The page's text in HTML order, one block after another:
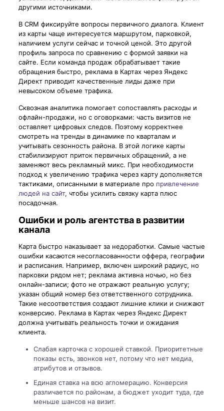
другими источниками.
В CRM фиксируйте вопросы первичного диалога. Клиент
из карты чаще интересуется маршрутом, парковкой,
наличием услуги сейчас и точной ценой. Это другой
профиль запроса по сравнению с формой заявки на
сайте. Если команда продаж обрабатывает такие
обращения быстро, реклама в Картах через Яндекс
Директ приводит качественные лиды даже при
невысоком объеме трафика.
Сквозная аналитика помогает сопоставлять расходы и
офлайн-продажи, но с оговорками: часть визитов не
оставляет цифровых следов. Поэтому корректнее
смотреть на тренды в динамике по кварталам и
учитывать сезонность района. В этой логике карты
стабилизируют приток первичных обращений, а не
заменяют весь рекламный микс. При необходимости
подход к увеличению трафика через карту дополняется
тактиками, описанными в материале про привлечение
людей на сайт, чтобы усилить связку карта плюс
посадочная.
Ошибки и роль агентства в развитии
канала
Карта быстро наказывает за недоработки. Самые частые
ошибки касаются несогласованности оффера, географии
и расписания. Например, включен широкий радиус, но
парковки рядом нет; реклама активна ночью, но без
онлайн-записи; фото не отражают реальную услугу;
указан общий номер без ответственного сотрудника.
Такие несоответствия создают лишние клики и снижают
конверсию. Реклама в Картах через Яндекс Директ
должна учитывать реальность точки и ожидания
клиента.
Слабая карточка с хорошей ставкой. Приоритетные
показы есть, звонков нет, потому что нет медиа,
атрибутов и отзывов.
Единая ставка на всю агломерацию. Конверсия
различается по районам, а бюджет уходит туда, где
меньше шансов на визит.